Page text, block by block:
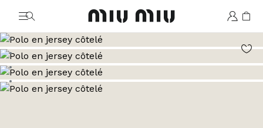
MiuMiu logo
Aller à l’image 1
Aller à l’image 2
Aller à l’image 3
Aller à l’image 4
Aller à l’image 5